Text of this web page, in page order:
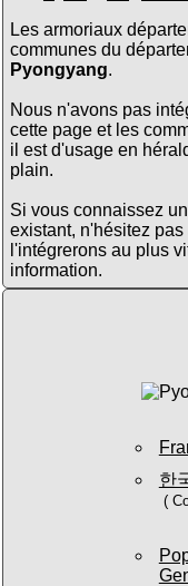
Les armoriaux
communes du
Pyongyang.
Nous n'avons pas
cette page et les
il est d'usage en
plain.
Si vous connaissez
existant, n'hésitez
l'intégrerons au plus
information.
한
(